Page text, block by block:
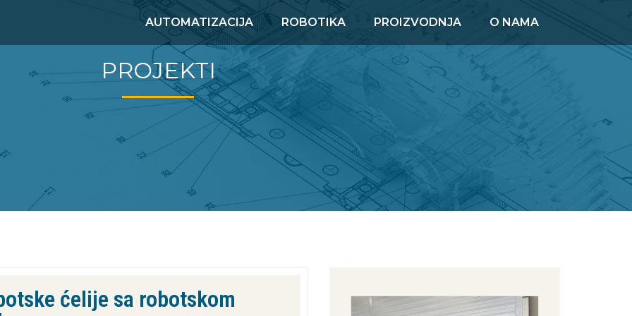
AUTOMATIZACIJA ROBOTIKA PROIZVODNJA O NAMA
PROJEKTI
ćelije sa robotskom